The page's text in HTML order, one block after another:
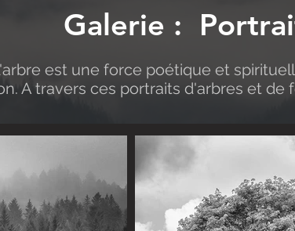
Galerie :
est une force poétique et
A travers ces portraits d'arbres et de